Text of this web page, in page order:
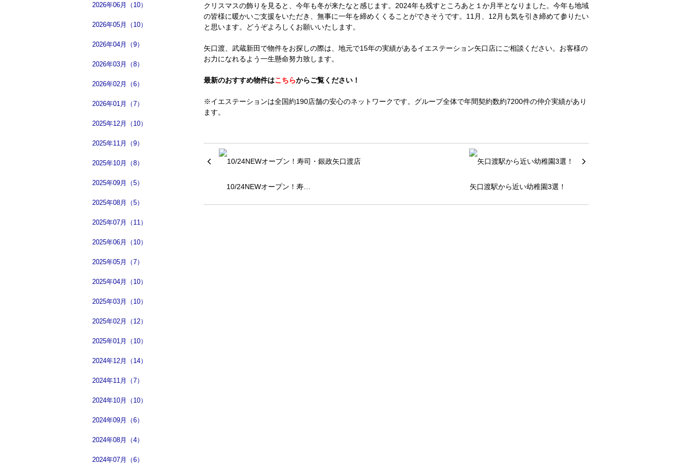
2026年06月（10）
2026年05月（10）
2026年04月（9）
2026年03月（8）
2026年02月（6）
2026年01月（7）
2025年12月（10）
2025年11月（9）
2025年10月（8）
2025年09月（5）
2025年08月（5）
2025年07月（11）
2025年06月（10）
2025年05月（7）
2025年04月（10）
2025年03月（10）
2025年02月（12）
2025年01月（10）
2024年12月（14）
2024年11月（7）
2024年10月（10）
2024年09月（6）
2024年08月（4）
2024年07月（6）
クリスマスの飾りを見ると、今年も冬が来たなと感じます。2024年も残すところあと１か月半となりました。今年も地域
の皆様に暖かいご支援をいただき、無事に一年を締めくくることができそうです。11月、12月も気を引き締めて参りたい
と思います。どうぞよろしくお願いいたします。
矢口渡、武蔵新田で物件をお探しの際は、地元で15年の実績があるイエステーション矢口店にご相談ください。お客様の
お力になれるよう一生懸命努力致します。
最新のおすすめ物件はこちらからご覧ください！
※イエステーションは全国約190店舗の安心のネットワークです。グループ全体で年間契約数約7200件の仲介実績があり
ます。
10/24NEWオープン！寿… 矢口渡駅から近い幼稚園3選！